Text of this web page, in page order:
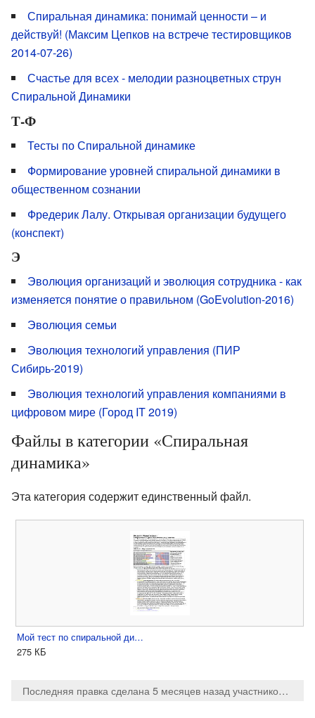
Спиральная динамика: понимай ценности – и
действуй! (Максим Цепков на встрече тестировщиков
2014-07-26)
Счастье для всех - мелодии разноцветных струн
Спиральной Динамики
Т-Ф
Тесты по Спиральной динамике
Формирование уровней спиральной динамики в
общественном сознании
Фредерик Лалу. Открывая организации будущего
(конспект)
Э
Эволюция организаций и эволюция сотрудника - как
изменяется понятие о правильном (GoEvolution-2016)
Эволюция семьи
Эволюция технологий управления (ПИР
Сибирь-2019)
Эволюция технологий управления компаниями в
цифровом мире (Город IT 2019)
Файлы в категории «Спиральная
динамика»
Эта категория содержит единственный файл.
Мой тест по спиральной ди…
275 КБ
Последняя правка сделана 5 месяцев назад участником